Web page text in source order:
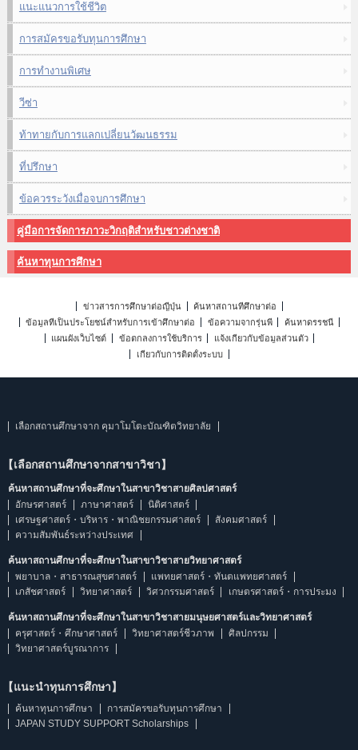
แนะแนวการใช้ชีวิต
การสมัครขอรับทุนการศึกษา
การทำงานพิเศษ
วีซ่า
ท้าทายกับการแลกเปลี่ยนวัฒนธรรม
ที่ปรึกษา
ข้อควรระวังเมื่อจบการศึกษา
คู่มือการจัดการภาวะวิกฤติสำหรับชาวต่างชาติ
ค้นหาทุนการศึกษา
ข่าวสารการศึกษาต่อญี่ปุ่น
ค้นหาสถานที่ศึกษาต่อ
ข้อมูลที่เป็นประโยชน์สำหรับการเข้าศึกษาต่อ
ข้อความจากรุ่นพี่
ค้นหาดรรชนี
แผนผังเว็บไซต์
ข้อตกลงการใช้บริการ
แจ้งเกี่ยวกับข้อมูลส่วนตัว
เกี่ยวกับการติดตั้งระบบ
เลือกสถานศึกษาจาก คุมาโมโตะบัณฑิตวิทยาลัย
【เลือกสถานศึกษาจากสาขาวิชา】
ค้นหาสถานศึกษาที่จะศึกษาในสาขาวิชาสายศิลปศาสตร์
อักษรศาสตร์
ภาษาศาสตร์
นิติศาสตร์
เศรษฐศาสตร์・บริหาร・พาณิชยกรรมศาสตร์
สังคมศาสตร์
ความสัมพันธ์ระหว่างประเทศ
ค้นหาสถานศึกษาที่จะศึกษาในสาขาวิชาสายวิทยาศาสตร์
พยาบาล・สาธารณสุขศาสตร์
แพทยศาสตร์・ทันตแพทยศาสตร์
เภสัชศาสตร์
วิทยาศาสตร์ วิศวกรรมศาสตร์ เกษตรศาสตร์・การประมง
ค้นหาสถานศึกษาที่จะศึกษาในสาขาวิชาสายมนุษยศาสตร์และวิทยาศาสตร์
ครุศาสตร์・ศึกษาศาสตร์
วิทยาศาสตร์ชีวภาพ
ศิลปกรรม
วิทยาศาสตร์บูรณาการ
【แนะนำทุนการศึกษา】
ค้นหาทุนการศึกษา
การสมัครขอรับทุนการศึกษา
JAPAN STUDY SUPPORT Scholarships